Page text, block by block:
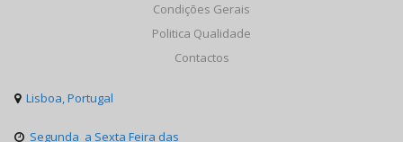
Condições Gerais
Politica Qualidade
Contactos
 Lisboa, Portugal
 Segunda a Sexta Feira das